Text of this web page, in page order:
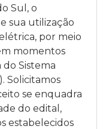
Sul, o
sua utilização
por meio
momentos
Sistema
Solicitamos
se enquadra
do edital,
estabelecidos